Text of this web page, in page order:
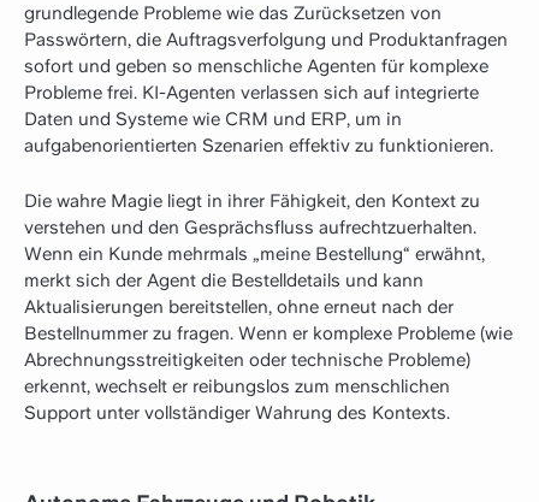
grundlegende Probleme wie das Zurücksetzen von
Passwörtern, die Auftragsverfolgung und Produktanfragen
sofort und geben so menschliche Agenten für komplexe
Probleme frei. KI-Agenten verlassen sich auf integrierte
Daten und Systeme wie CRM und ERP, um in
aufgabenorientierten Szenarien effektiv zu funktionieren.
Die wahre Magie liegt in ihrer Fähigkeit, den Kontext zu
verstehen und den Gesprächsfluss aufrechtzuerhalten.
Wenn ein Kunde mehrmals „meine Bestellung“ erwähnt,
merkt sich der Agent die Bestelldetails und kann
Aktualisierungen bereitstellen, ohne erneut nach der
Bestellnummer zu fragen. Wenn er komplexe Probleme (wie
Abrechnungsstreitigkeiten oder technische Probleme)
erkennt, wechselt er reibungslos zum menschlichen
Support unter vollständiger Wahrung des Kontexts.